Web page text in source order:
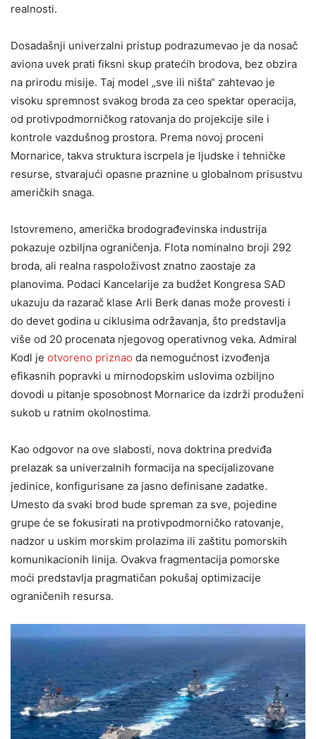
realnosti.
Dosadašnji univerzalni pristup podrazumevao je da nosač
aviona uvek prati fiksni skup pratećih brodova, bez obzira
na prirodu misije. Taj model „sve ili ništa“ zahtevao je
visoku spremnost svakog broda za ceo spektar operacija,
od protivpodmorničkog ratovanja do projekcije sile i
kontrole vazdušnog prostora. Prema novoj proceni
Mornarice, takva struktura iscrpela je ljudske i tehničke
resurse, stvarajući opasne praznine u globalnom prisustvu
američkih snaga.
Istovremeno, američka brodograđevinska industrija
pokazuje ozbiljna ograničenja. Flota nominalno broji 292
broda, ali realna raspoloživost znatno zaostaje za
planovima. Podaci Kancelarije za budžet Kongresa SAD
ukazuju da razarač klase Arli Berk danas može provesti i
do devet godina u ciklusima održavanja, što predstavlja
više od 20 procenata njegovog operativnog veka. Admiral
Kodl je otvoreno priznao da nemogućnost izvođenja
efikasnih popravki u mirnodopskim uslovima ozbiljno
dovodi u pitanje sposobnost Mornarice da izdrži produženi
sukob u ratnim okolnostima.
Kao odgovor na ove slabosti, nova doktrina predviđa
prelazak sa univerzalnih formacija na specijalizovane
jedinice, konfigurisane za jasno definisane zadatke.
Umesto da svaki brod bude spreman za sve, pojedine
grupe će se fokusirati na protivpodmorničko ratovanje,
nadzor u uskim morskim prolazima ili zaštitu pomorskih
komunikacionih linija. Ovakva fragmentacija pomorske
moći predstavlja pragmatičan pokušaj optimizacije
ograničenih resursa.